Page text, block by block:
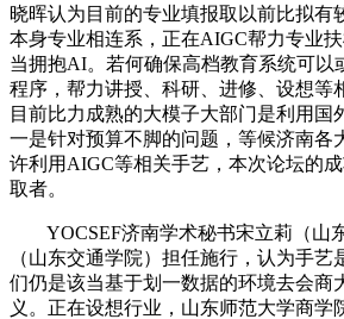
晓晖认为目前的专业填报取以前比拟有
本身专业相连系，正在AIGC帮力专业
当拥抱AI。若何确保高档教育系统可以
程序，帮力讲授、科研、进修、设想等
目前比力成熟的大模子大部门是利用国
一是针对预算不脚的问题，等候济南各
许利用AIGC等相关手艺，本次论坛的
取者。
YOCSEF济南学术秘书宋立莉（山
（山东交通学院）担任施行，认为手
们仍是该当基于划一数据的环境去会商
义。正在设想行业，山东师范大学商学